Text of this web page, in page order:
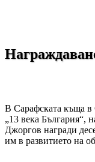
В Сарафската къща
„13 века България“,
Джоргов награди
им в развитието на